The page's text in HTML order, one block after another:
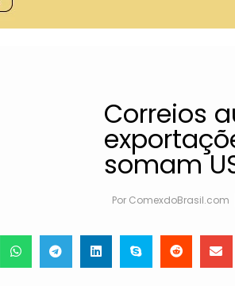
Correios
somam
Por ComexdoBrasil.com